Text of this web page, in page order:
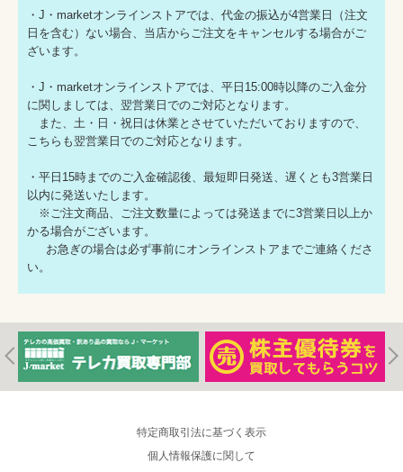
・J・marketオンラインストアでは、代金の振込が4営業日（注文
日を含む）ない場合、当店からご注文をキャンセルする場合がご
ざいます。
・J・marketオンラインストアでは、平日15:00時以降のご入金分
に関しましては、翌営業日でのご対応となります。
また、土・日・祝日は休業とさせていただいておりますので、
こちらも翌営業日でのご対応となります。
・平日15時までのご入金確認後、最短即日発送、遅くとも3営業日
以内に発送いたします。
※ご注文商品、ご注文数量によっては発送までに3営業日以上か
かる場合がございます。
お急ぎの場合は必ず事前にオンラインストアまでご連絡くださ
い。
特定商取引法に基づく表示
個人情報保護に関して